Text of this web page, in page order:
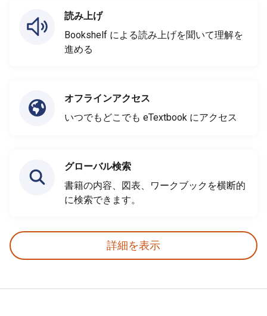
読み上げ
Bookshelf による読み上げを聞いて理解を
進める
オフラインアクセス
いつでもどこでも eTextbook にアクセス
グローバル検索
書籍の内容、図表、ワークブックを横断的
に検索できます。
詳細を表示